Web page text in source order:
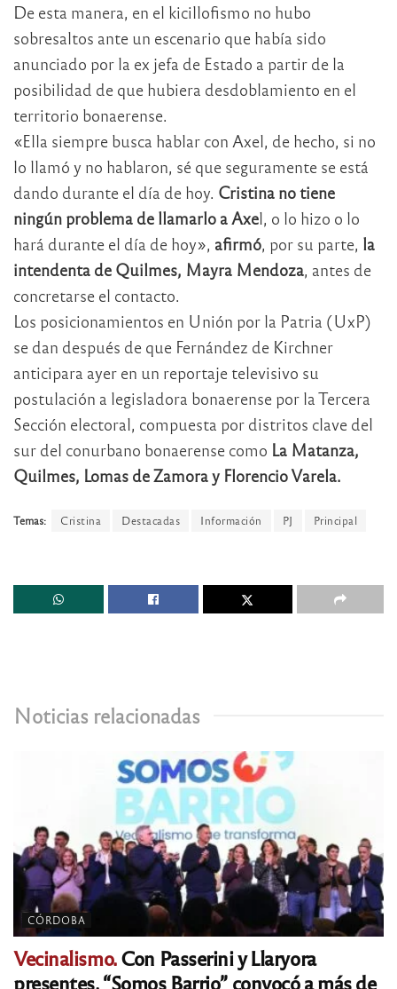
De esta manera, en el kicillofismo no hubo
sobresaltos ante un escenario que había sido
anunciado por la ex jefa de Estado a partir de la
posibilidad de que hubiera desdoblamiento en el
territorio bonaerense.
«Ella siempre busca hablar con Axel, de hecho, si no
lo llamó y no hablaron, sé que seguramente se está
dando durante el día de hoy. Cristina no tiene
ningún problema de llamarlo a Axel, o lo hizo o lo
hará durante el día de hoy», afirmó, por su parte, la
intendenta de Quilmes, Mayra Mendoza, antes de
concretarse el contacto.
Los posicionamientos en Unión por la Patria (UxP)
se dan después de que Fernández de Kirchner
anticipara ayer en un reportaje televisivo su
postulación a legisladora bonaerense por la Tercera
Sección electoral, compuesta por distritos clave del
sur del conurbano bonaerense como La Matanza,
Quilmes, Lomas de Zamora y Florencio Varela.
Temas: Cristina Destacadas Información PJ Principal
Noticias relacionadas
CÓRDOBA
Vecinalismo.Con Passerini y Llaryora
presentes, “Somos Barrio” convocó a más de